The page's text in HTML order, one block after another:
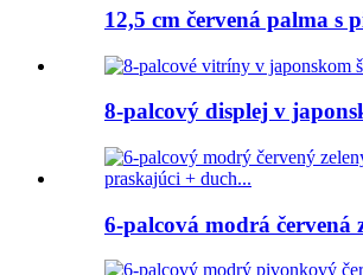
12,5 cm červená palma s
8-palcový displej v
6-palcová modrá červená